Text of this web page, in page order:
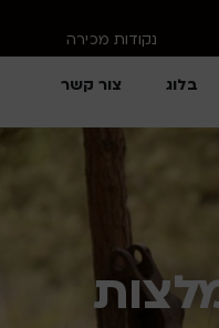
בלוג צור קשר
נקודות מכירה